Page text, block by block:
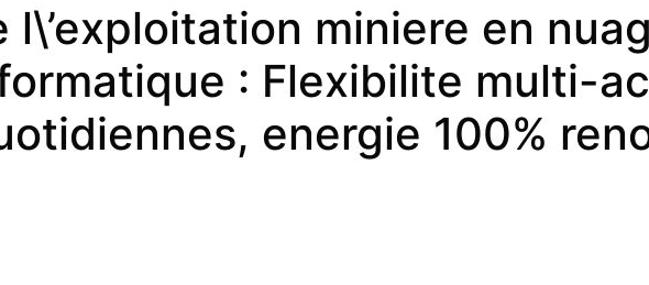
l\’exploitation miniere en
: Flexibilite multi-
energie 100%